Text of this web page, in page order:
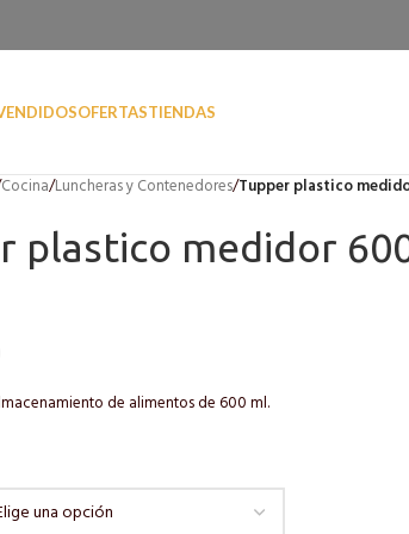
OFERTASTIENDAS
Cocina/Luncheras y Contenedores/Tupper plastico
plastico medidor
de alimentos de 600 ml.